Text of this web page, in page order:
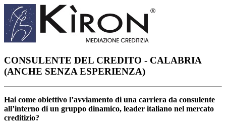
CONSULENTE DEL CREDITO - CALABRIA
(ANCHE SENZA ESPERIENZA)
Hai come obiettivo l’avviamento di una carriera da consulente
all’interno di un gruppo dinamico, leader italiano nel mercato
creditizio?